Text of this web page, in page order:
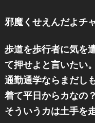
邪魔くせえんだよチ
歩道を歩行者に気を
て押せよと言いたい。
通勤通学ならまだし
着て平日からカなの
そういうカは土手を